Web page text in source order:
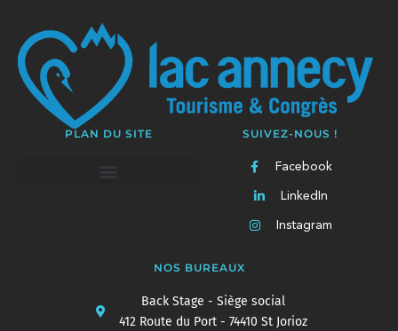
PLAN DU SITE SUIVEZ-NOUS !
Facebook
LinkedIn
Instagram
NOS BUREAUX
Back Stage - Siège social
412 Route du Port - 74410 St Jorioz